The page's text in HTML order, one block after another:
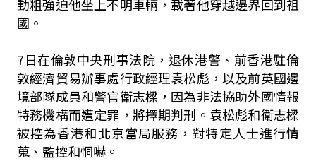
動粗強迫他坐上不明車輛，載著他穿越邊界回到祖
國。
7日在倫敦中央刑事法院，退休港警、前香港駐倫
敦經濟貿易辦事處行政經理袁松彪，以及前英國邊
境部隊成員和警官衛志樑，因為非法協助外國情報
特務機構而遭定罪，將擇期判刑。袁松彪和衛志樑
被控為香港和北京當局服務，對特定人士進行情
蒐、監控和恫嚇。